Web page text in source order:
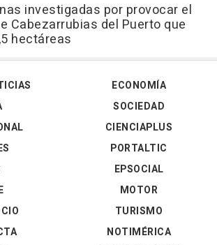
investigadas por provocar el
Cabezarrubias del Puerto que
hectáreas
ECONOMÍA
SOCIEDAD
CIENCIAPLUS
PORTALTIC
EPSOCIAL
MOTOR
TURISMO
NOTIMÉRICA